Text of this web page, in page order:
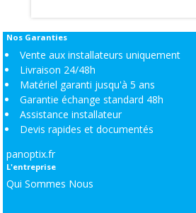
Nos Garanties
Vente aux installateurs uniquement
Livraison 24/48h
Matériel garanti jusqu'à 5 ans
Garantie échange standard 48h
Assistance installateur
Devis rapides et documentés
panoptix.fr
L'entreprise
Qui Sommes Nous